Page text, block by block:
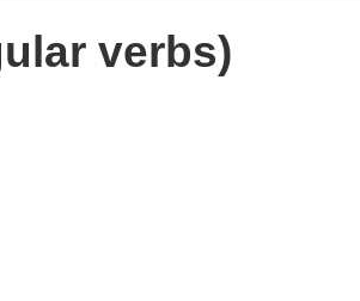
verbs)